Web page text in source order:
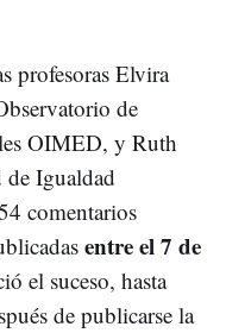
profesoras Elvira
de
OIMED, y Ruth
Igualdad
comentarios
entre el 7 de
el suceso, hasta
de publicarse la